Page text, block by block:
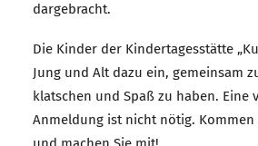
dargebracht.
Die Kinder der Kindertagesstätte
Jung und Alt dazu ein, gemeinsam
klatschen und Spaß zu haben. Eine
Anmeldung ist nicht nötig. Kommen